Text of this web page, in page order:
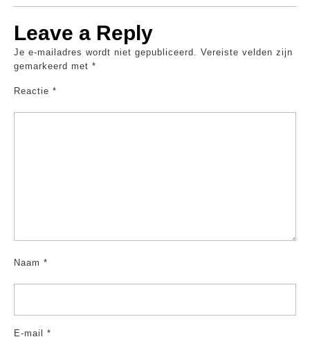
Leave a Reply
Je e-mailadres wordt niet gepubliceerd. Vereiste velden zijn
gemarkeerd met *
Reactie *
Naam *
E-mail *